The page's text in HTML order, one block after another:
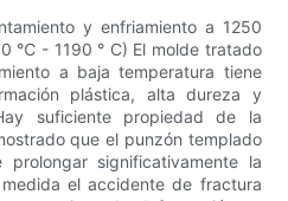
y enfriamiento a 1250
℃ - 1190 ° C) El molde tratado
a baja temperatura tiene
plástica, alta dureza y
suficiente propiedad de la
que el punzón templado
significativamente la
el accidente de fractura